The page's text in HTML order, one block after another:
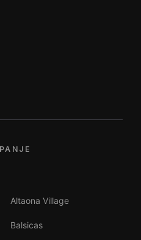
Altaona Village
Balsicas